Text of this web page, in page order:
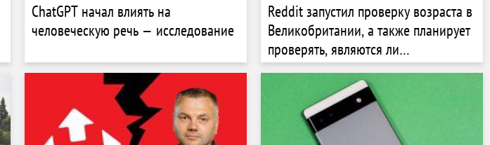
ChatGPT начал влиять на
человеческую речь — исследование
Reddit запустил проверку возраста в
Великобритании, а также планирует
проверять, являются ли
пользователи людьми или ИИ